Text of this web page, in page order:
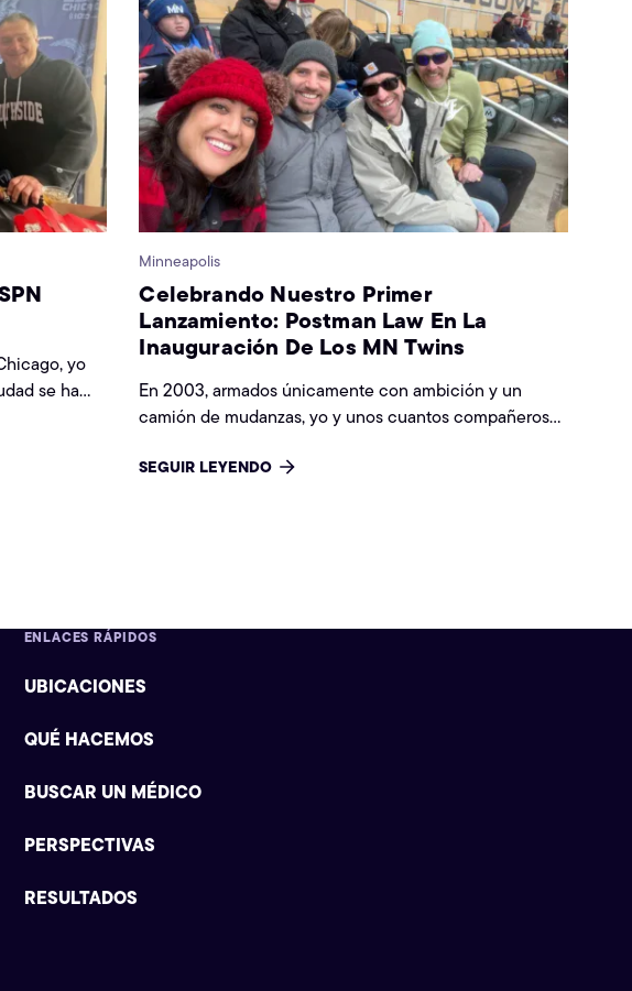
yo
se ha
Minneapolis
Celebrando Nuestro Primer
Lanzamiento: Postman Law En La
Inauguración De Los MN Twins
En 2003, armados únicamente con ambición y un
camión de mudanzas, yo y unos cuantos compañeros
Gemelas para empezar nuestra carrera de Derecho en
SEGUIR LEYENDO
ENLACES RÁPIDOS
UBICACIONES
QUÉ HACEMOS
BUSCAR UN MÉDICO
PERSPECTIVAS
RESULTADOS